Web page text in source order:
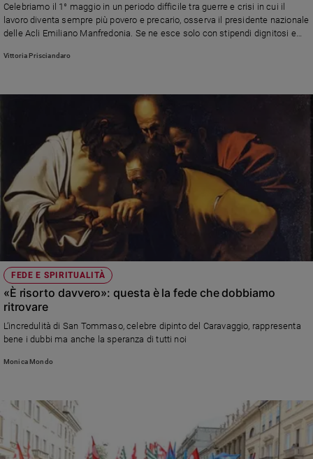
Celebriamo il 1° maggio in un periodo difficile tra guerre e crisi in cui il
lavoro diventa sempre più povero e precario, osserva il presidente nazionale
delle Acli Emiliano Manfredonia. Se ne esce solo con stipendi dignitosi e
Vittoria Prisciandaro
FEDE E SPIRITUALITÀ
«È risorto davvero»: questa è la fede che dobbiamo
ritrovare
L’incredulità di San Tommaso, celebre dipinto del Caravaggio, rappresenta
bene i dubbi ma anche la speranza di tutti noi
Monica Mondo